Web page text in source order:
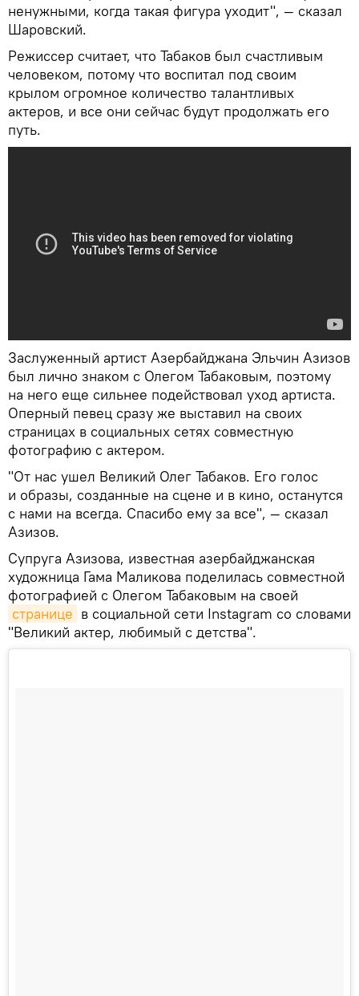
ненужными, когда такая фигура уходит", — сказал
Шаровский.
Режиссер считает, что Табаков был счастливым
человеком, потому что воспитал под своим
крылом огромное количество талантливых
актеров, и все они сейчас будут продолжать его
путь.
Заслуженный артист Азербайджана Эльчин Азизов
был лично знаком с Олегом Табаковым, поэтому
на него еще сильнее подействовал уход артиста.
Оперный певец сразу же выставил на своих
страницах в социальных сетях совместную
фотографию с актером.
"От нас ушел Великий Олег Табаков. Его голос
и образы, созданные на сцене и в кино, останутся
с нами на всегда. Спасибо ему за все", — сказал
Азизов.
Супруга Азизова, известная азербайджанская
художница Гама Маликова поделилась совместной
фотографией с Олегом Табаковым на своей
странице в социальной сети Instagram со словами
"Великий актер, любимый с детства".